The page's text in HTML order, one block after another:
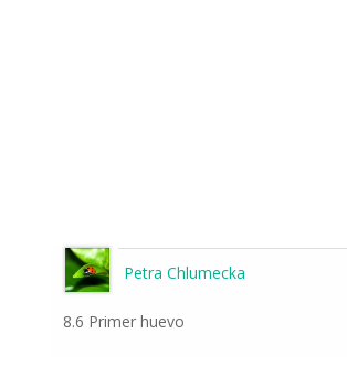
Petra Chlumecka
8.6 Primer huevo